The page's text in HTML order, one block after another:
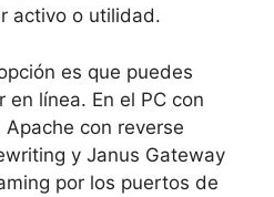
activo o utilidad.
es que puedes
línea. En el PC con
con reverse
y Janus Gateway
por los puertos de